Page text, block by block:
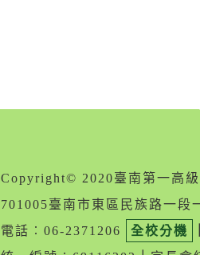
Copyright© 2020臺南第一高
701005臺南市東區民族路一段
電話︰06-2371206
全校分機